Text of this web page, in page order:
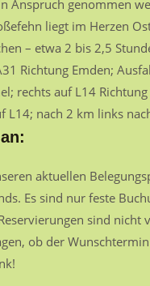
Anspruch genommen
liegt im Herzen
– etwa 2 bis 2,5
Richtung Emden;
rechts auf L14
L14; nach 2 km links
aktuellen
Es sind nur feste
sind nicht
ob der